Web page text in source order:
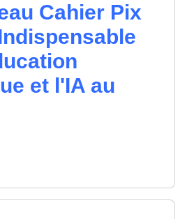
Cahier Pix
et l'IA au